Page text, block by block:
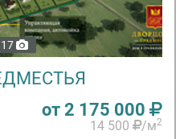
17
от 2 175 000
14 500 /м2